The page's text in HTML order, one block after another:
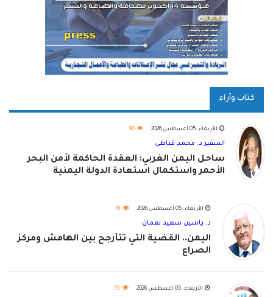
كتاب وآراء
الأربعاء, 05 أغسطس 2026 90
السفير د. محمد قباطي
ساحل اليمن الغربي: العقدة الحاكمة لأمن البحر
الأحمر واستكمال استعادة الدولة اليمنية
الأربعاء, 05 أغسطس 2026 78
د. ياسين سعيد نعمان
اليمن.. القضية التي تتأرجح بين الهامش ومركز
الصراع
الأربعاء, 05 أغسطس 2026 75